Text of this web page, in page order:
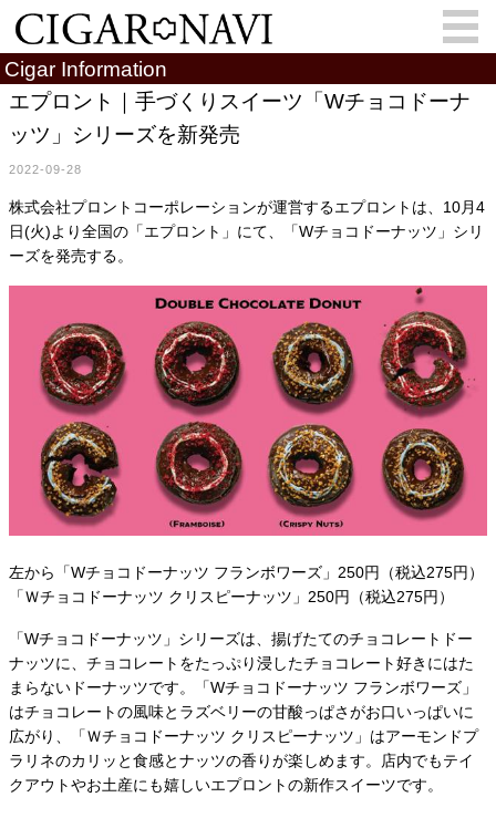
会員登録 お問い合わせ
Cigar Information Cigar Column
Memorandum 葉巻人
Cigar Map
Cigar Information
エプロント｜手づくりスイーツ「Wチョコドーナ
ッツ」シリーズを新発売
2022-09-28
株式会社プロントコーポレーションが運営するエプロントは、10月4
日(火)より全国の「エプロント」にて、「Wチョコドーナッツ」シリ
ーズを発売する。
左から「Wチョコドーナッツ フランボワーズ」250円（税込275円）
「Ｗチョコドーナッツ クリスピーナッツ」250円（税込275円）
「Wチョコドーナッツ」シリーズは、揚げたてのチョコレートドー
ナッツに、チョコレートをたっぷり浸したチョコレート好きにはた
まらないドーナッツです。「Wチョコドーナッツ フランボワーズ」
はチョコレートの風味とラズベリーの甘酸っぱさがお口いっぱいに
広がり、「Ｗチョコドーナッツ クリスピーナッツ」はアーモンドプ
ラリネのカリッと食感とナッツの香りが楽しめます。店内でもテイ
クアウトやお土産にも嬉しいエプロントの新作スイーツです。